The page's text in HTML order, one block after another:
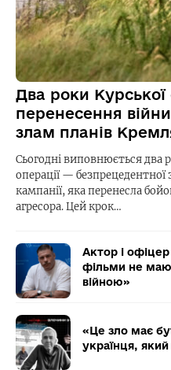
Два роки Курської
перенесення
злам планів
Сьогодні виповнюється два
операції —
кампанії, яка перенесла
агресора. Цей крок…
Актор і
фільми не
війною»
«Це зло має
українця,